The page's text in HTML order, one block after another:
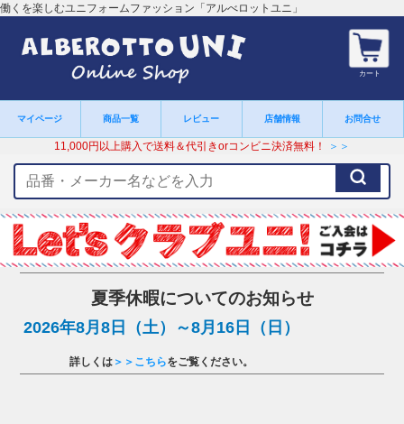
働くを楽しむユニフォームファッション「アルべロットユニ」
カート
マイページ 商品一覧 レビュー 店舗情報 お問合せ
11,000円以上購入で送料＆代引きorコンビニ決済無料！ ＞＞
ー
ワ
ー
ド
夏季休暇についてのお知らせ
2026年8月8日（土）～8月16日（日）
詳しくは ＞＞こちらをご覧ください。